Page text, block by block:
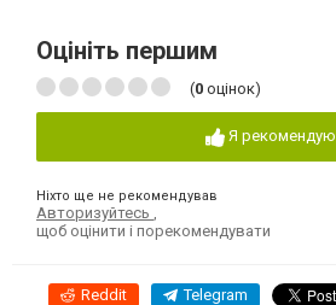
Оцініть першим
(0 оцінок)
Я рекомендую
Ніхто ще не рекомендував
Авторизуйтесь
щоб оцінити і порекомендувати
Reddit Telegram